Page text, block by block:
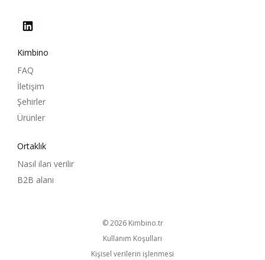
Kimbino
FAQ
İletişim
Şehirler
Ürünler
Ortaklık
Nasıl ilan verilir
B2B alanı
© 2026 kimbino.tr
Kullanım Koşulları
Kişisel verilerin işlenmesi